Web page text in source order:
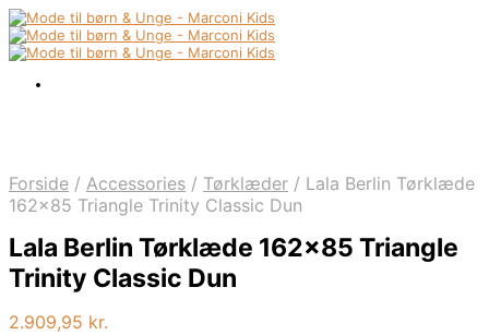
Forside / Accessories / Tørklæder / Lala Berlin Tørklæde
162×85 Triangle Trinity Classic Dun
Lala Berlin Tørklæde 162×85 Triangle
Trinity Classic Dun
2.909,95 kr.